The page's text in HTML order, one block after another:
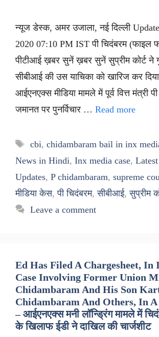
न्यूज डेस्क, अमर उजाला, नई दिल्ली
2020 07:10 PM IST पी चिदंबरम (फाइल
पीटीआई ख़बर सुनें ख़बर सुनें सुप्रीम कोर्ट ने
सीबीआई की उस याचिका को खारिज कर
आईएनएक्स मीडिया मामले में पूर्व वित्त मंत्री
जमानत पर पुनर्विचार … Read more
Tags
cbi, chidambaram bail in inx
News in Hindi, Inx media case,
Updates, P chidambaram, supreme
मीडिया केस,पी चिदंबरम,सीबीआई,सुप्रीम
Leave a comment
Ed Has Filed A Chargesheet, In
Case Involving Former Union
Chidambaram And His Son
Chidambaram And Others, In
– आईएनएक्स मनी लॉन्ड्रिंग मामले में
के खिलाफ ईडी ने दाखिल की चार्जशीट